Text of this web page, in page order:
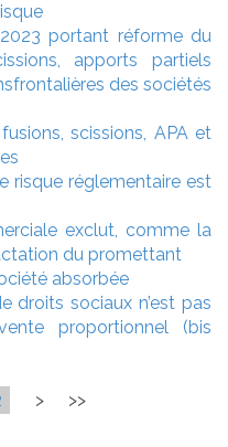
portant réforme du
apports partiels
des sociétés
scissions, APA et
risque réglementaire est
exclut, comme la
du promettant
absorbée
droits sociaux n’est pas
proportionnel (bis
> >>